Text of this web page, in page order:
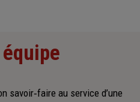
équipe
savoir‑faire au service d’une